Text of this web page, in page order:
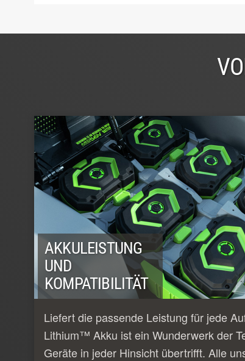
AKKULEISTUNG
UND
KOMPATIBILITÄT
Liefert die passende Leistung für jede
Lithium™ Akku ist ein Wunderwerk der
Geräte in jeder Hinsicht übertrifft. Alle